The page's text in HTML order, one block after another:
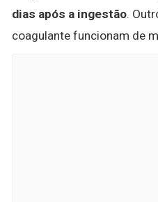
dias após a ingestão.
coagulante funcionam de